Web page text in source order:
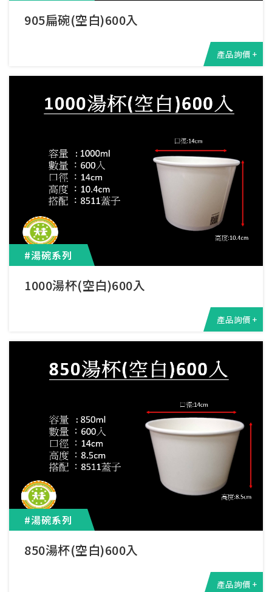
905扁碗(空白)600入
產品詢價 +
#湯碗系列
1000湯杯(空白)600入
產品詢價 +
#湯碗系列
850湯杯(空白)600入
產品詢價 +